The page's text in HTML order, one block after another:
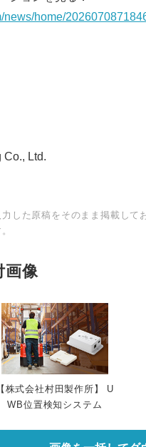
news/home/
Co., Ltd.
した原稿をそのまま掲載し
画像
【株式会社村田製作所】 U
WB位置検知システム